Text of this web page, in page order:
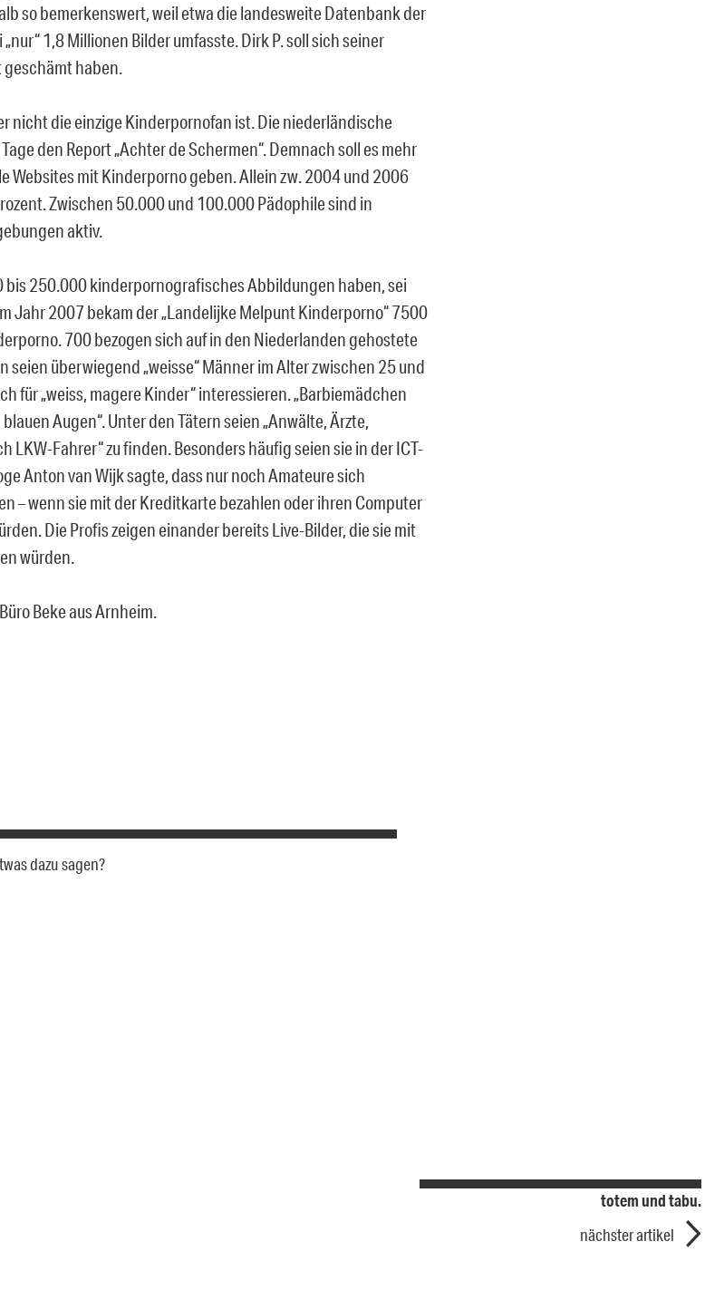
so bemerkenswert, weil etwa die landesweite Datenbank der
1,8 Millionen Bilder umfasste. Dirk P. soll sich seiner
haben.
nicht die einzige Kinderpornofan ist. Die niederländische
den Report „Achter de Schermen“. Demnach soll es mehr
Websites mit Kinderporno geben. Allein zw. 2004 und 2006
Zwischen 50.000 und 100.000 Pädophile sind in
aktiv.
bis 250.000 kinderpornografisches Abbildungen haben, sei
Jahr 2007 bekam der „Landelijke Melpunt Kinderporno“ 7500
700 bezogen sich auf in den Niederlanden gehostete
seien überwiegend „weisse“ Männer im Alter zwischen 25 und
für „weiss, magere Kinder“ interessieren. „Barbiemädchen
Augen“. Unter den Tätern seien „Anwälte, Ärzte,
LKW-Fahrer“ zu finden. Besonders häufig seien sie in der ICT-
Anton van Wijk sagte, dass nur noch Amateure sich
– wenn sie mit der Kreditkarte bezahlen oder ihren Computer
Die Profis zeigen einander bereits Live-Bilder, die sie mit
würden.
Beke aus Arnheim.
dazu sagen?
totem und tabu.
nächster artikel